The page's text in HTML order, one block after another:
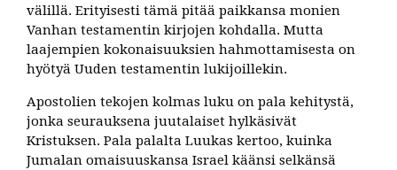
välillä. Erityisesti tämä pitää paikkansa monien
Vanhan testamentin kirjojen kohdalla. Mutta
laajempien kokonaisuuksien hahmottamisesta on
hyötyä Uuden testamentin lukijoillekin.
Apostolien tekojen kolmas luku on pala kehitystä,
jonka seurauksena juutalaiset hylkäsivät
Kristuksen. Pala palalta Luukas kertoo, kuinka
Jumalan omaisuuskansa Israel käänsi selkänsä